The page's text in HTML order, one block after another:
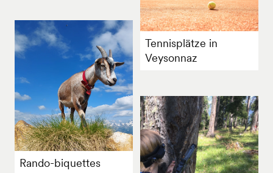
Tennisplätze in
Veysonnaz
Rando-biquettes